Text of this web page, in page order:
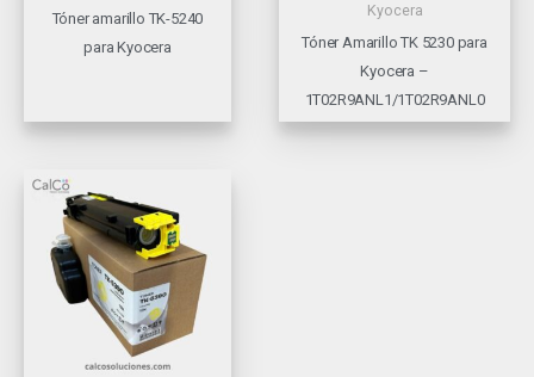
Tóner amarillo TK-5240
para Kyocera
Kyocera
Tóner Amarillo TK 5230 para
Kyocera –
1T02R9ANL1/1T02R9ANL0